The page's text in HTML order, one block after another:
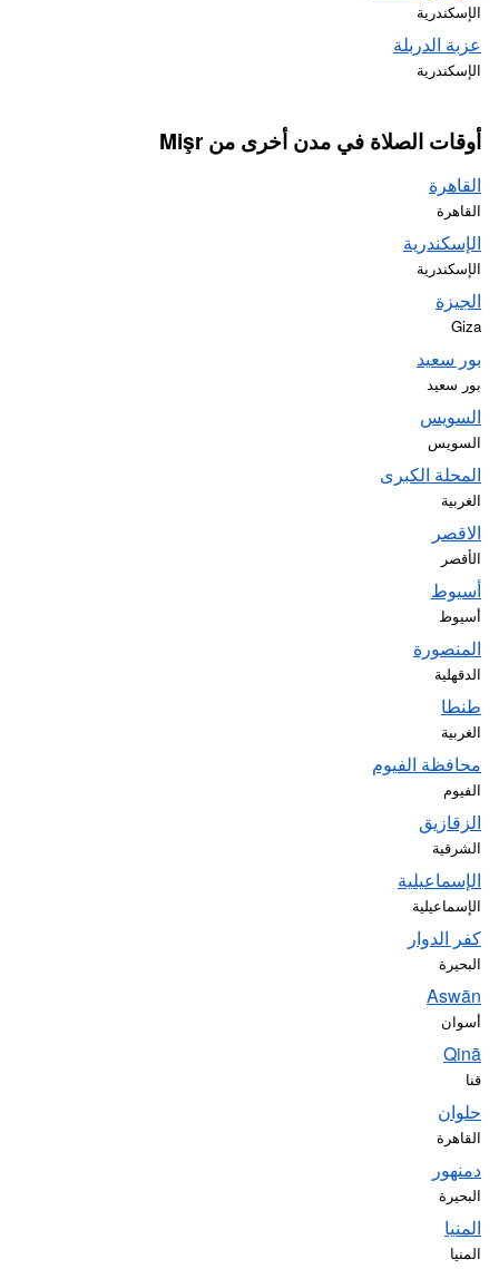
الإسكندرية
عزبة الدربلة
الإسكندرية
أوقات الصلاة في مدن أخرى من Mişr
القاهرة
القاهرة
الإسكندرية
الإسكندرية
الجيزة
Giza
بور سعيد
بور سعيد
السويس
السويس
المحلة الكبرى
الغربية
الاقصر
الأقصر
أسيوط
أسيوط
المنصورة
الدقهلية
طنطا
الغربية
محافظة الفيوم
الفيوم
الزقازيق
الشرقية
الإسماعيلية
الإسماعيلية
كفر الدوار
البحيرة
Aswān
أسوان
Qinā
قنا
حلوان
القاهرة
دمنهور
البحيرة
المنيا
المنيا